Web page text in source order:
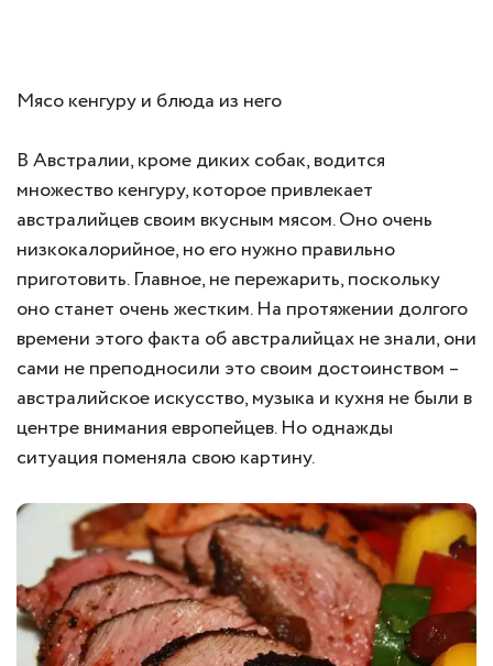
Мясо кенгуру и блюда из него
В Австралии, кроме диких собак, водится
множество кенгуру, которое привлекает
австралийцев своим вкусным мясом. Оно очень
низкокалорийное, но его нужно правильно
приготовить. Главное, не пережарить, поскольку
оно станет очень жестким. На протяжении долгого
времени этого факта об австралийцах не знали, они
сами не преподносили это своим достоинством –
австралийское искусство, музыка и кухня не были в
центре внимания европейцев. Но однажды
ситуация поменяла свою картину.